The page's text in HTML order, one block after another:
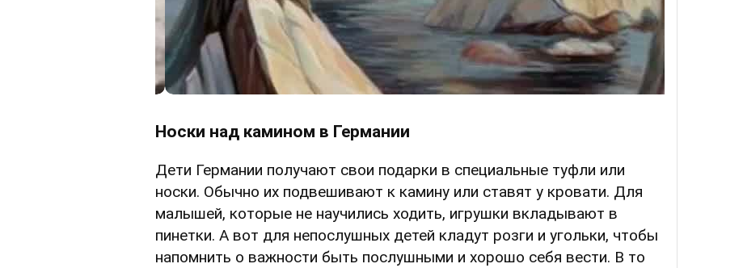
Носки над камином в Германии
Дети Германии получают свои подарки в специальные туфли или
носки. Обычно их подвешивают к камину или ставят у кровати. Для
малышей, которые не научились ходить, игрушки вкладывают в
пинетки. А вот для непослушных детей кладут розги и угольки, чтобы
напомнить о важности быть послушными и хорошо себя вести. В то